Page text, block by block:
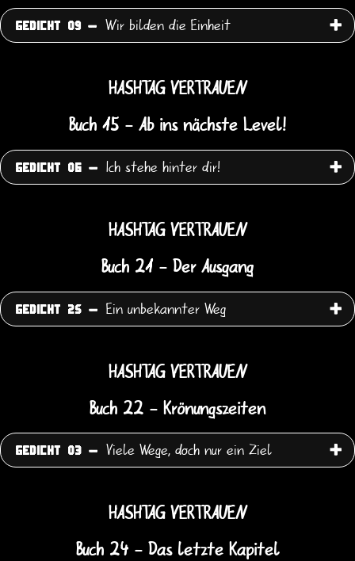
GEDICHT 09 - Wir bilden die Einheit
HASHTAG VERTRAUEN
Buch 15 - Ab ins nächste Level!
GEDICHT 06 - Ich stehe hinter dir!
HASHTAG VERTRAUEN
Buch 21 - Der Ausgang
GEDICHT 25 - Ein unbekannter Weg
HASHTAG VERTRAUEN
Buch 22 - Krönungszeiten
GEDICHT 03 - Viele Wege, doch nur ein Ziel
HASHTAG VERTRAUEN
Buch 24 - Das letzte Kapitel